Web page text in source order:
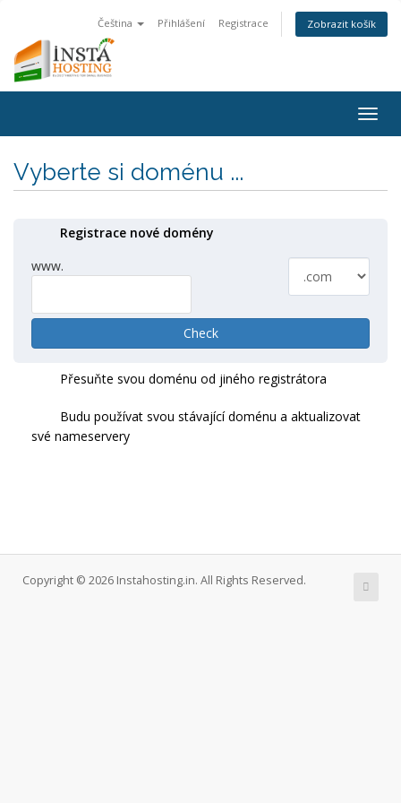
Čeština Přihlášení Registrace Zobrazit košík
Vyberte si doménu ...
Registrace nové domény
www.
Check
Přesuňte svou doménu od jiného registrátora
Budu používat svou stávající doménu a aktualizovat
své nameservery
Copyright © 2026 Instahosting.in. All Rights Reserved.